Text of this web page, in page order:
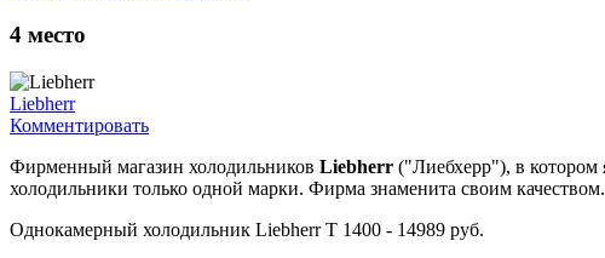
4 место
Liebherr
Комментировать
Фирменный магазин холодильников Liebherr ("Лиебхерр"), в котором
холодильники только одной марки. Фирма знаменита своим
Однокамерный холодильник Liebherr T 1400 - 14989 руб.